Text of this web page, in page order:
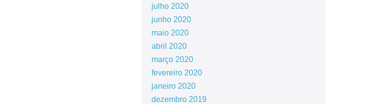
julho 2020
junho 2020
maio 2020
abril 2020
março 2020
fevereiro 2020
janeiro 2020
dezembro 2019